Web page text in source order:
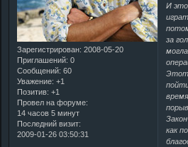
Зарегистрирован: 2008-05-20
Приглашений: 0
Сообщений: 60
Уважение: +1
Позитив: +1
Провел на форуме:
14 часов 5 минут
Последний визит:
2009-01-26 03:50:31
И это
за
Этот
как